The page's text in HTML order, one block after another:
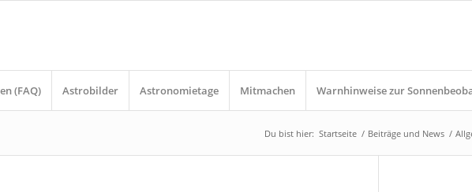
(FAQ) Astrobilder Astronomietage Mitmachen Warnhinweise zur
Du bist hier: Startseite / Beiträge und News /